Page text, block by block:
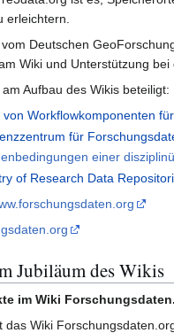
erleichtern.
Deutschen
Wiki und Unterstützung
Aufbau des Wikis beteiligt:
von Workflowkomponenten
für
einer
of Research Data
Jubiläum des Wikis
im Wiki
das Wiki